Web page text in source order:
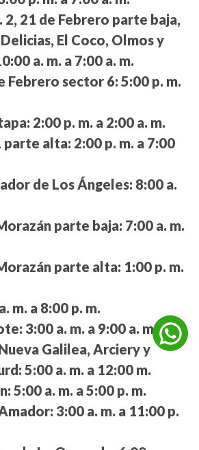
2, 21 de Febrero parte baja,
El Coco, Olmos y
a. m. a 7:00 a. m.
Febrero sector 6: 5:00 p. m.
2:00 p. m. a 2:00 a. m.
parte alta: 2:00 p. m. a 7:00
de Los Ángeles: 8:00 a.
parte baja: 7:00 a. m.
parte alta: 1:00 p. m.
m. a 8:00 p. m.
3:00 a. m. a 9:00 a. m.
Galilea, Arciery y
5:00 a. m. a 12:00 m.
5:00 a. m. a 5:00 p. m.
3:00 a. m. a 11:00 p.